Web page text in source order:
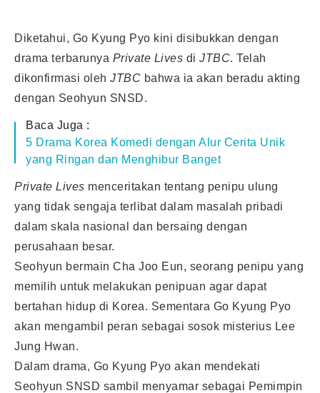
Diketahui, Go Kyung Pyo kini disibukkan dengan
drama terbarunya Private Lives di JTBC. Telah
dikonfirmasi oleh JTBC bahwa ia akan beradu akting
dengan Seohyun SNSD.
Baca Juga :
5 Drama Korea Komedi dengan Alur Cerita Unik
yang Ringan dan Menghibur Banget
Private Lives menceritakan tentang penipu ulung
yang tidak sengaja terlibat dalam masalah pribadi
dalam skala nasional dan bersaing dengan
perusahaan besar.
Seohyun bermain Cha Joo Eun, seorang penipu yang
memilih untuk melakukan penipuan agar dapat
bertahan hidup di Korea. Sementara Go Kyung Pyo
akan mengambil peran sebagai sosok misterius Lee
Jung Hwan.
Dalam drama, Go Kyung Pyo akan mendekati
Seohyun SNSD sambil menyamar sebagai Pemimpin